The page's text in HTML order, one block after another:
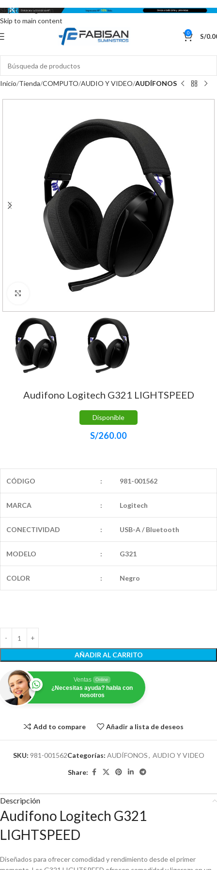
Skip to navigation
Skip to main content
0 S/
Inicio Tienda COMPUTO AUDIO Y VIDEO AUDÍFONOS
Haga Click para agrandar
Audifono Logitech G321 LIGHTSPEED
Disponible
S/260.00
CÓDIGO : 981-001562
MARCA : Logitech
CONECTIVIDAD : USB-A / Bluetooth
MODELO : G321
COLOR : Negro
AÑADIR AL CARRITO
Ventas Online
¿Necesitas ayuda? habla con
nosotros
Add to compare Añadir a lista de deseos
SKU: 981-001562Categorías: AUDÍFONOS, AUDIO Y VIDEO
Share:
Descripción
Audifono Logitech G321
LIGHTSPEED
Diseñados para ofrecer comodidad y rendimiento desde el primer